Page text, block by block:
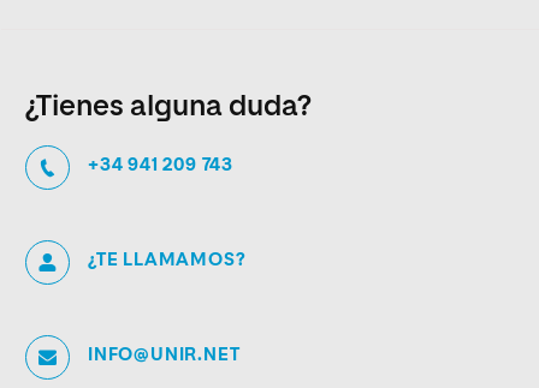
¿Tienes alguna duda?
+34 941 209 743
¿TE LLAMAMOS?
INFO@UNIR.NET